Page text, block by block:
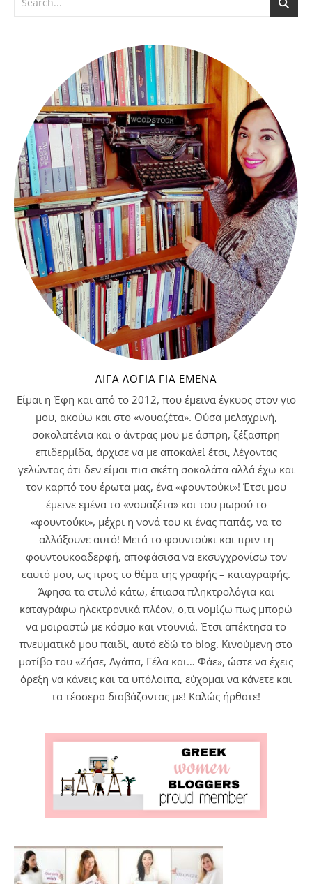
ΛΊΓΑ ΛΌΓΙΑ ΓΙΑ ΕΜΈΝΑ
Είμαι η Έφη και από το 2012, που έμεινα έγκυος στον γιο
μου, ακούω και στο «νουαζέτα». Ούσα μελαχρινή,
σοκολατένια και ο άντρας μου με άσπρη, ξέξασπρη
επιδερμίδα, άρχισε να με αποκαλεί έτσι, λέγοντας
γελώντας ότι δεν είμαι πια σκέτη σοκολάτα αλλά έχω και
τον καρπό του έρωτα μας, ένα «φουντούκι»! Έτσι μου
έμεινε εμένα το «νουαζέτα» και του μωρού το
«φουντούκι», μέχρι η νονά του κι ένας παπάς, να το
αλλάξουνε αυτό! Μετά το φουντούκι και πριν τη
φουντουκοαδερφή, αποφάσισα να εκσυγχρονίσω τον
εαυτό μου, ως προς το θέμα της γραφής – καταγραφής.
Άφησα τα στυλό κάτω, έπιασα πληκτρολόγια και
καταγράφω ηλεκτρονικά πλέον, ο,τι νομίζω πως μπορώ
να μοιραστώ με κόσμο και ντουνιά. Έτσι απέκτησα το
πνευματικό μου παιδί, αυτό εδώ το blog. Κινούμενη στο
μοτίβο του «Ζήσε, Αγάπα, Γέλα και… Φάε», ώστε να έχεις
όρεξη να κάνεις και τα υπόλοιπα, εύχομαι να κάνετε και
τα τέσσερα διαβάζοντας με! Καλώς ήρθατε!